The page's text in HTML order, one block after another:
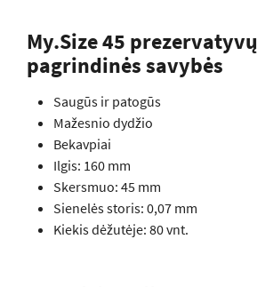
My.Size 45 prezervatyvų
pagrindinės savybės
Saugūs ir patogūs
Mažesnio dydžio
Bekavpiai
Ilgis: 160 mm
Skersmuo: 45 mm
Sienelės storis: 0,07 mm
Kiekis dėžutėje: 80 vnt.